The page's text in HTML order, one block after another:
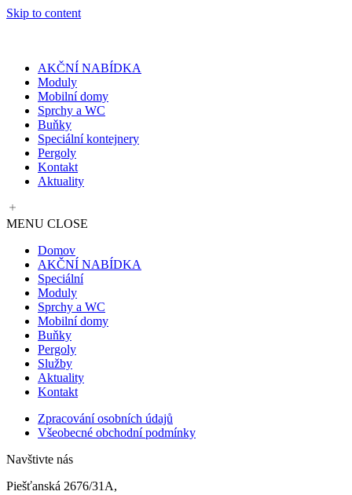
Skip to content
AKČNÍ NABÍDKA
Moduly
Mobilní domy
Sprchy a WC
Buňky
Speciální kontejnery
Pergoly
Kontakt
Aktuality
MENU CLOSE
Domov
AKČNÍ NABÍDKA
Speciální
Moduly
Sprchy a WC
Mobilní domy
Buňky
Pergoly
Služby
Aktuality
Kontakt
Zpracování osobních údajů
Všeobecné obchodní podmínky
Navštivte nás
Piešťanská 2676/31A,